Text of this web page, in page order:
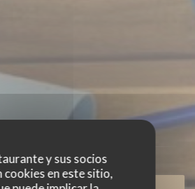
y sus socios
cookies en este sitio,